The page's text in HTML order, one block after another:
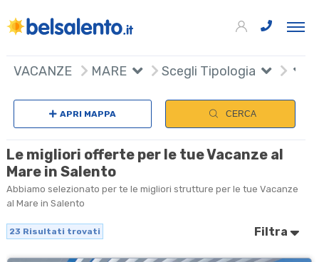
VACANZE MARE Scegli Tipologia
APRI MAPPA CERCA
Le migliori offerte per le tue Vacanze al
Mare in Salento
Abbiamo selezionato per te le migliori strutture per le tue Vacanze
al Mare in Salento
23 Risultati trovati Filtra
+